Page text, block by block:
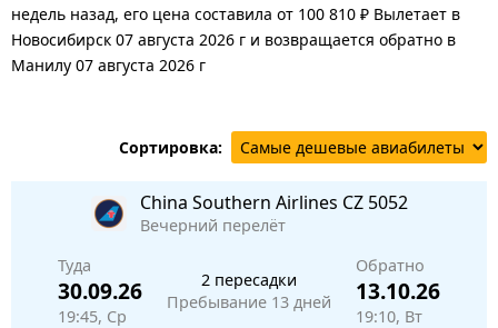
недель назад, его цена составила от 100 810 ₽ Вылетает в
Новосибирск 07 августа 2026 г и возвращается обратно в
Манилу 07 августа 2026 г
Сортировка:
China Southern Airlines CZ 5052
Вечерний перелёт
Туда
30.09.26
19:45, Ср
2 пересадки
Пребывание 13 дней
Обратно
13.10.26
19:10, Вт